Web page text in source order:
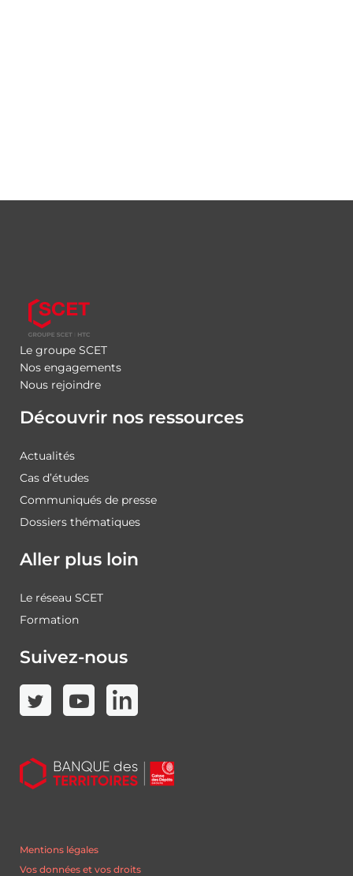
Le groupe SCET
Nos engagements
Nous rejoindre
Découvrir nos ressources
Actualités
Cas d’études
Communiqués de presse
Dossiers thématiques
Aller plus loin
Le réseau SCET
Formation
Suivez-nous
Mentions légales
Vos données et vos droits